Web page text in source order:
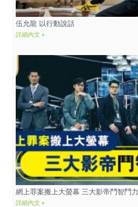
伍允龍 以行動說話
詳細內文 »
網上罪案搬上大螢幕 三大影帝鬥智鬥力
詳細內文 »